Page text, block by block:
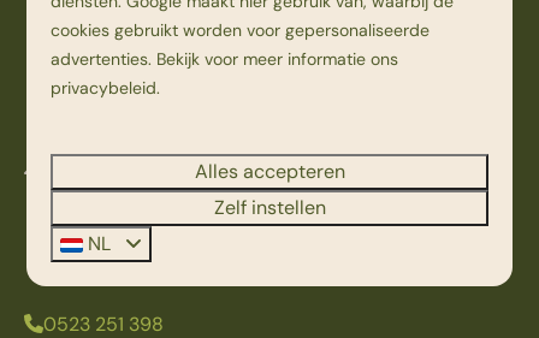
Overijssel
Nederland
0523 251 398
cookies gebruikt worden voor gepersonaliseerde
advertenties. Bekijk voor meer informatie ons
privacybeleid.
Alles accepteren
Zelf instellen
NL